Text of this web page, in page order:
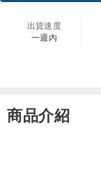
出貨速度
一週內
商品介紹